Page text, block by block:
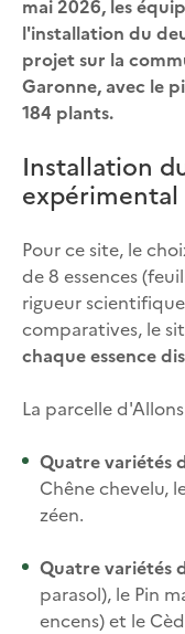
mai 2026, les
l'installation du
projet sur la
Garonne, avec le
184 plants.
Installation
expérimental
Pour ce site, le
de 8 essences
rigueur
comparatives, le
chaque essence
La parcelle
Quatre variétés
Chêne chevelu,
zéen.
Quatre variétés
parasol), le Pin
encens) et le